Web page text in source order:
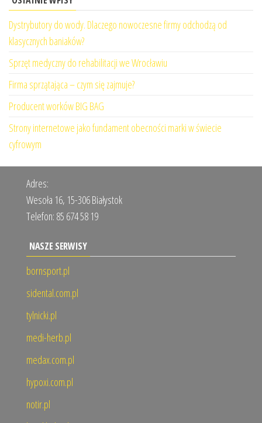
Dystrybutory do wody. Dlaczego nowoczesne firmy odchodzą od
klasycznych baniaków?
Sprzęt medyczny do rehabilitacji we Wrocławiu
Firma sprzątająca – czym się zajmuje?
Producent worków BIG BAG
Strony internetowe jako fundament obecności marki w świecie
cyfrowym
Adres:
Wesoła 16, 15-306 Białystok
Telefon: 85 674 58 19
NASZE SERWISY
bornsport.pl
sidental.com.pl
tylnicki.pl
medi-herb.pl
medax.com.pl
hypoxi.com.pl
notir.pl